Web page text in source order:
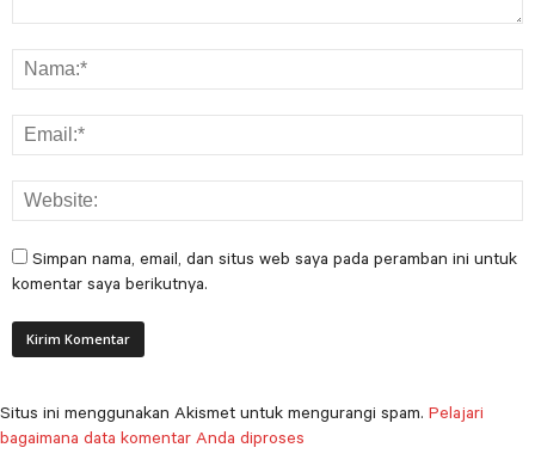
Simpan nama, email, dan situs web saya pada peramban ini untuk
komentar saya berikutnya.
Situs ini menggunakan Akismet untuk mengurangi spam. Pelajari
bagaimana data komentar Anda diproses